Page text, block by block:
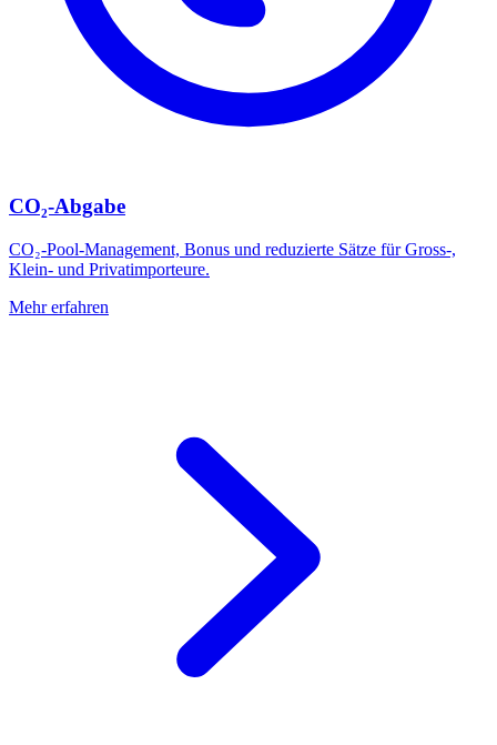
CO₂-Abgabe
CO₂-Pool-Management, Bonus und reduzierte Sätze für Gross-,
Klein- und Privatimporteure.
Mehr erfahren